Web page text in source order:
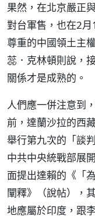
果然，在北京嚴正
對台軍售，也在2
尊重的中國領土主
蕊．克林頓則說，
關係才是成熟的。
人們應一併注意到
前，達蘭沙拉的西
舉行第九次的「談
中共中央統戰部展
面提出達賴的《「
闡釋》（說帖），
地應屬於印度，跟